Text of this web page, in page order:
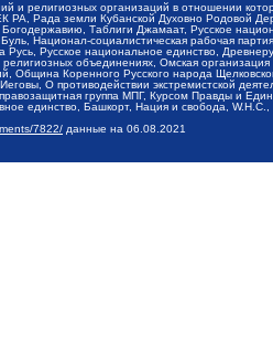
и религиозных организаций в отношении
РА, Рада земли Кубанской Духовно Родовой
Таблиги Джамаат, Русское
Национал-социалистическая рабочая
Русское национальное единство,
объединениях, Омская
Община Коренного Русского народа
О противодействии экстремистской
группа МПГ, Курсом Правды и
единство, Башкорт, Нация и свобода,
7822/ данные на 06.08.2021